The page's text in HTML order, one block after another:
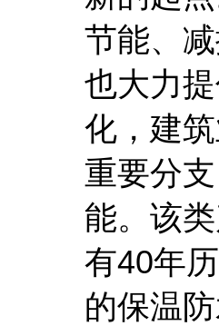
节能、
也大力
化，建
重要分
能。该
有40年
的保温